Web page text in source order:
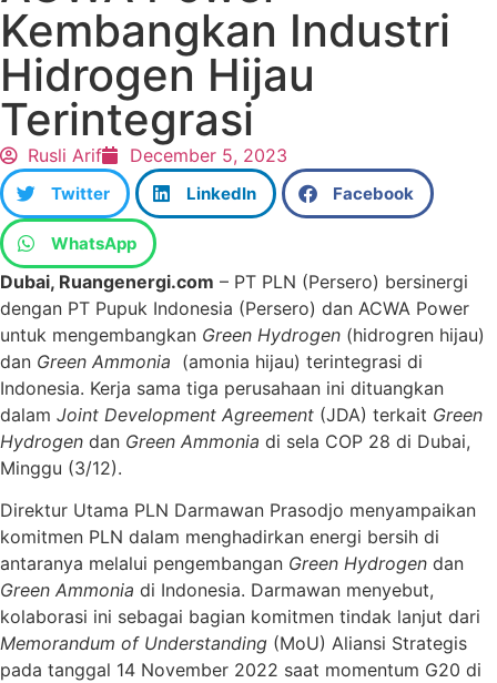
Kembangkan Industri
Hidrogen Hijau
Terintegrasi
Rusli Arif December 5, 2023
Twitter LinkedIn Facebook
WhatsApp
Dubai, Ruangenergi.com – PT PLN (Persero) bersinergi
dengan PT Pupuk Indonesia (Persero) dan ACWA Power
untuk mengembangkan Green Hydrogen (hidrogren hijau)
dan Green Ammonia (amonia hijau) terintegrasi di
Indonesia. Kerja sama tiga perusahaan ini dituangkan
dalam Joint Development Agreement (JDA) terkait Green
Hydrogen dan Green Ammonia di sela COP 28 di Dubai,
Minggu (3/12).
Direktur Utama PLN Darmawan Prasodjo menyampaikan
komitmen PLN dalam menghadirkan energi bersih di
antaranya melalui pengembangan Green Hydrogen dan
Green Ammonia di Indonesia. Darmawan menyebut,
kolaborasi ini sebagai bagian komitmen tindak lanjut dari
Memorandum of Understanding (MoU) Aliansi Strategis
pada tanggal 14 November 2022 saat momentum G20 di